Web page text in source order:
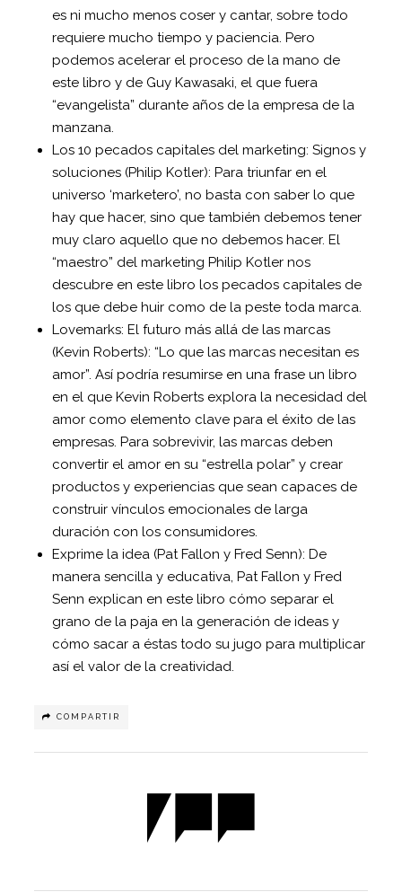
es ni mucho menos coser y cantar, sobre todo
requiere mucho tiempo y paciencia. Pero
podemos acelerar el proceso de la mano de
este libro y de Guy Kawasaki, el que fuera
“evangelista” durante años de la empresa de la
manzana.
Los 10 pecados capitales del marketing: Signos y
soluciones (Philip Kotler): Para triunfar en el
universo ‘marketero’, no basta con saber lo que
hay que hacer, sino que también debemos tener
muy claro aquello que no debemos hacer. El
“maestro” del marketing Philip Kotler nos
descubre en este libro los pecados capitales de
los que debe huir como de la peste toda marca.
Lovemarks: El futuro más allá de las marcas
(Kevin Roberts): “Lo que las marcas necesitan es
amor”. Así podría resumirse en una frase un libro
en el que Kevin Roberts explora la necesidad del
amor como elemento clave para el éxito de las
empresas. Para sobrevivir, las marcas deben
convertir el amor en su “estrella polar” y crear
productos y experiencias que sean capaces de
construir vínculos emocionales de larga
duración con los consumidores.
Exprime la idea (Pat Fallon y Fred Senn): De
manera sencilla y educativa, Pat Fallon y Fred
Senn explican en este libro cómo separar el
grano de la paja en la generación de ideas y
cómo sacar a éstas todo su jugo para multiplicar
así el valor de la creatividad.
COMPARTIR